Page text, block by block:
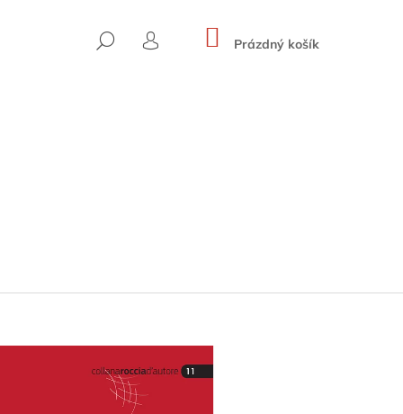
HLEDAT
PŘIHLÁŠENÍ
NÁKUPNÍ
KOŠÍK
Prázdný košík
WÄNDE (BAND